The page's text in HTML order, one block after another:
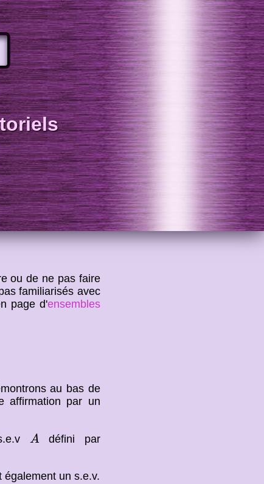
ou de ne pas faire
familiarisés avec
page d'ensembles
au bas de
affirmation par un
A
A
défini par
un s.e.v.